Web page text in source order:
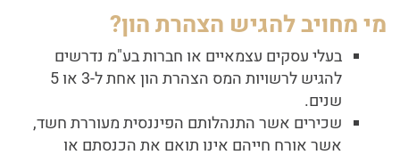
מי מחויב להגיש הצהרת הון?
בעלי עסקים עצמאיים או חברות בע"מ נדרשים
להגיש לרשויות המס הצהרת הון אחת ל-3 או 5
שנים.
שכירים אשר התנהלותם הפיננסית מעוררת חשד,
אשר אורח חייהם אינו תואם את הכנסתם או